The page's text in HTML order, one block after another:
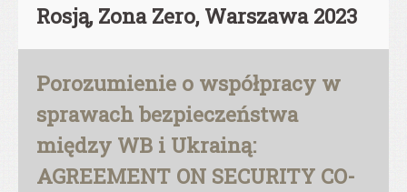
Rosją, Zona Zero, Warszawa 2023
Porozumienie o współpracy w
sprawach bezpieczeństwa
między WB i Ukrainą:
AGREEMENT ON SECURITY CO-